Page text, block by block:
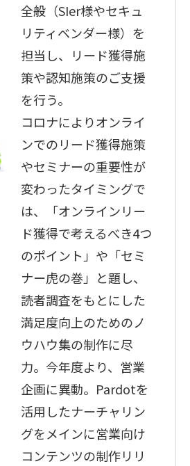
全般（SIer様やセキュ
リティベンダー様）を
担当し、リード獲得施
策や認知施策のご支援
を行う。
コロナによりオンライ
ンでのリード獲得施策
やセミナーの重要性が
変わったタイミングで
は、「オンラインリー
ド獲得で考えるべき4つ
のポイント」や「セミ
ナー虎の巻」と題し、
読者調査をもとにした
満足度向上のためのノ
ウハウ集の制作に尽
力。今年度より、営業
企画に異動。Pardotを
活用したナーチャリン
グをメインに営業向け
コンテンツの制作リリ